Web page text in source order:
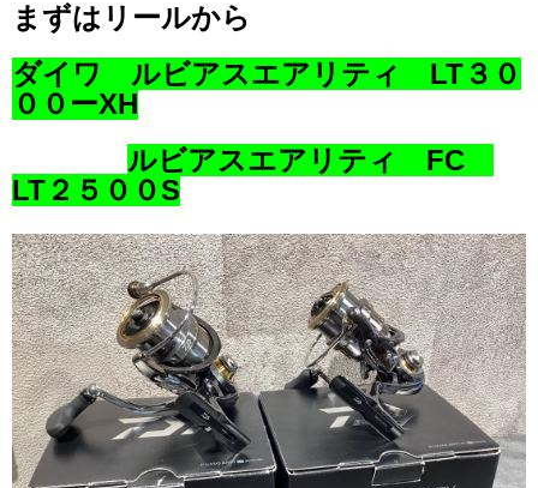
まずはリールから
ダイワ ルビアスエアリティ LT３０
００ーXH
ルビアスエアリティ FC
LT２５００S